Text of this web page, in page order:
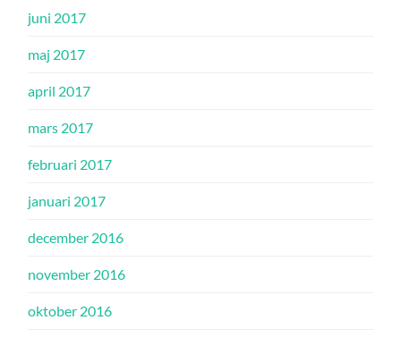
juni 2017
maj 2017
april 2017
mars 2017
februari 2017
januari 2017
december 2016
november 2016
oktober 2016